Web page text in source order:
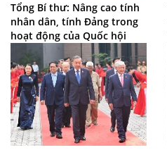
Tổng Bí thư: Nâng cao tính
nhân dân, tính Đảng trong
hoạt động của Quốc hội